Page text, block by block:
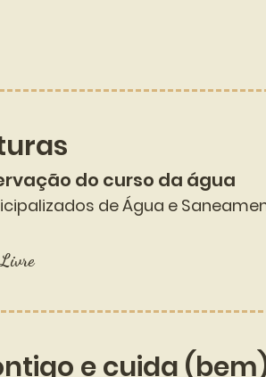
do curso da água
de Água e
e cuida